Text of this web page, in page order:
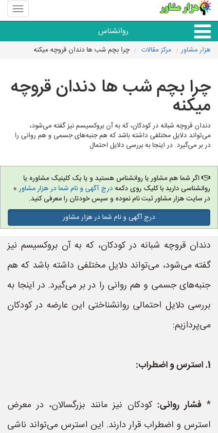
منوی
سایت
مشاور
روانشناس
گروه روانشناسی
هزار مشاور مرکز مقالات چرا بچم شب ها دندان قروچه میکنه
چرا بچم شب ها دندان قروچه
میکنه
دندان قروچه شبانه در کودکان، که به آن بروکسیسم نیز گفته می‌شود،
می‌تواند دلایل مختلفی داشته باشد که هم جنبه‌های جسمی و هم روانی را
در بر می‌گیرد. در اینجا به بررسی دلایل احتمال
اگر شما هم مشاور یا روانشناس هستید و یا یک کلینیک مشاوره یا
روانشناسی دارید با کلیک روی دکمهدرج آگهی و نام شما در هزار مشاور»
در سایت هزار مشاور ثبت نام نموده و سپس خودتان را معرفی کنید.
درج آگهی و نام شما در هزار مشاور
دندان قروچه شبانه در کودکان، که به آن بروکسیسم نیز
گفته می‌شود، می‌تواند دلایل مختلفی داشته باشد که هم
جنبه‌های جسمی و هم روانی را در بر می‌گیرد. در اینجا به
بررسی دلایل احتمالی روانشناختی این عارضه در کودکان
می‌پردازیم:
1. استرس و اضطراب:
*فشار روانی: کودکان نیز مانند بزرگسالان، در معرض
استرس و اضطراب قرار دارند. این استرس می‌تواند ناشی